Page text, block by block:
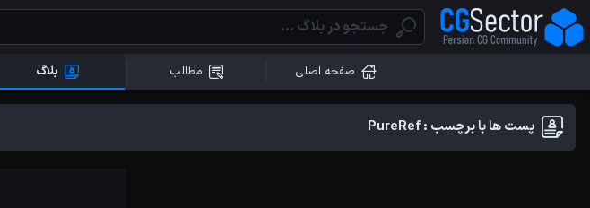
صفحه اصلی مطالب بلاگ
پست ها با برچسب : PureRef